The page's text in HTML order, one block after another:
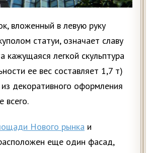
вложенный в левую руку
статуи, означает славу
кажущаяся легкой скульптура
ее вес составляет 1,7 т)
декоративного оформления
всего.
Нового рынка и
еще один фасад,